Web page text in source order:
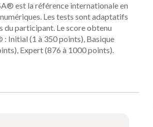
est la référence internationale en
Les tests sont adaptatifs
du participant. Le score obtenu
: Initial (1 à 350 points), Basique
Expert (876 à 1000 points).